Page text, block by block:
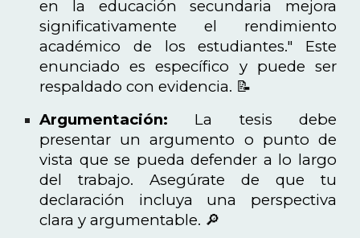
en la educación secundaria mejora
significativamente el rendimiento
académico de los estudiantes." Este
enunciado es específico y puede ser
respaldado con evidencia. 📝
Argumentación: La tesis debe
presentar un argumento o punto de
vista que se pueda defender a lo largo
del trabajo. Asegúrate de que tu
declaración incluya una perspectiva
clara y argumentable. 🔎